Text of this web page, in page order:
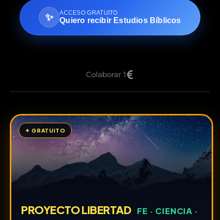
✨ ACCESO GRATUITO
Quiero recibir Estudios Bíblicos
Colaborar 1
✦ GRATUITO
PROYECTO LIBERTAD
FE · CIENCIA ·